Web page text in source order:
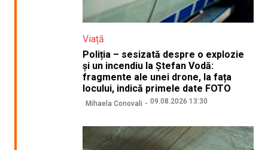
Viață
Poliția – sesizată despre o explozie
și un incendiu la Ștefan Vodă:
fragmente ale unei drone, la fața
locului, indică primele date FOTO
Mihaela Conovali 09.08.2026 13:30